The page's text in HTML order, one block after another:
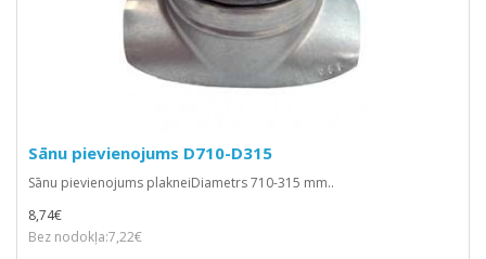
Sānu pievienojums D710-D315
Sānu pievienojums plakneiDiametrs 710-315 mm..
8,74€
Bez nodokļa:7,22€